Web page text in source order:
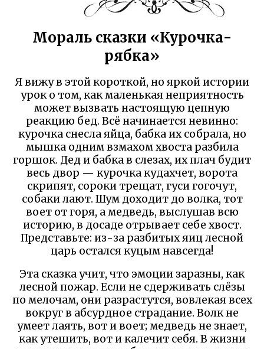
Мораль сказки «Курочка-
рябка»
Я вижу в этой короткой, но яркой истории
урок о том, как маленькая неприятность
может вызвать настоящую цепную
реакцию бед. Всё начинается невинно:
курочка снесла яйца, бабка их собрала, но
мышка одним взмахом хвоста разбила
горшок. Дед и бабка в слезах, их плач будит
весь двор — курочка кудахчет, ворота
скрипят, сороки трещат, гуси гогочут,
собаки лают. Шум доходит до волка, тот
воет от горя, а медведь, выслушав всю
историю, в досаде отрывает себе хвост.
Представьте: из-за разбитых яиц лесной
царь остался куцым навсегда!
Эта сказка учит, что эмоции заразны, как
лесной пожар. Если не сдерживать слёзы
по мелочам, они разрастутся, вовлекая всех
вокруг в абсурдное страдание. Волк не
умеет лаять, вот и воет; медведь не знает,
как утешить, вот и калечит себя. В жизни